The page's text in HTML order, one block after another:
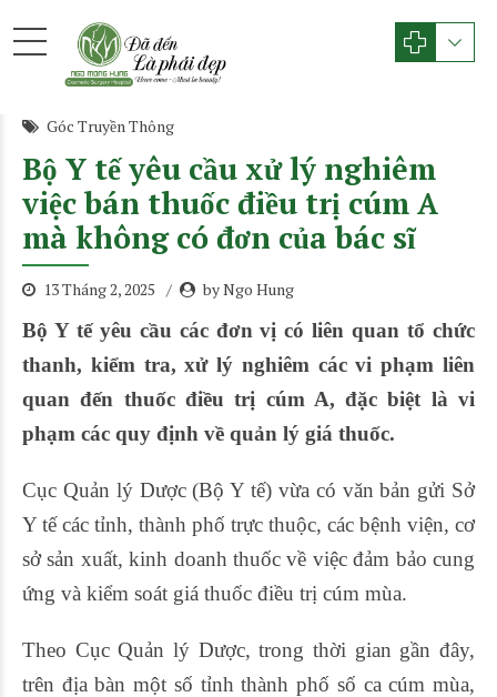
Góc Truyền Thông
Bộ Y tế yêu cầu xử lý nghiêm
việc bán thuốc điều trị cúm A
mà không có đơn của bác sĩ
13 Tháng 2, 2025 by Ngo Hung
Bộ Y tế yêu cầu các đơn vị có liên quan tổ chức
thanh, kiểm tra, xử lý nghiêm các vi phạm liên
quan đến thuốc điều trị cúm A, đặc biệt là vi
phạm các quy định về quản lý giá thuốc.
Cục Quản lý Dược (Bộ Y tế) vừa có văn bản gửi Sở
Y tế các tỉnh, thành phố trực thuộc, các bệnh viện, cơ
sở sản xuất, kinh doanh thuốc về việc đảm bảo cung
ứng và kiểm soát giá thuốc điều trị cúm mùa.
Theo Cục Quản lý Dược, trong thời gian gần đây,
trên địa bàn một số tỉnh thành phố số ca cúm mùa,